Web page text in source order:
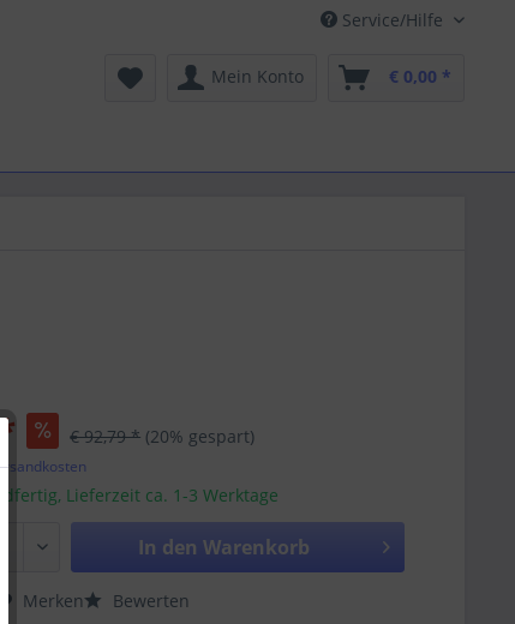
Service/Hilfe
Mein Konto € 0,00 *
€ 92,79 * (20% gespart)
Lieferzeit ca. 1-3 Werktage
In den Warenkorb
Merken Bewerten